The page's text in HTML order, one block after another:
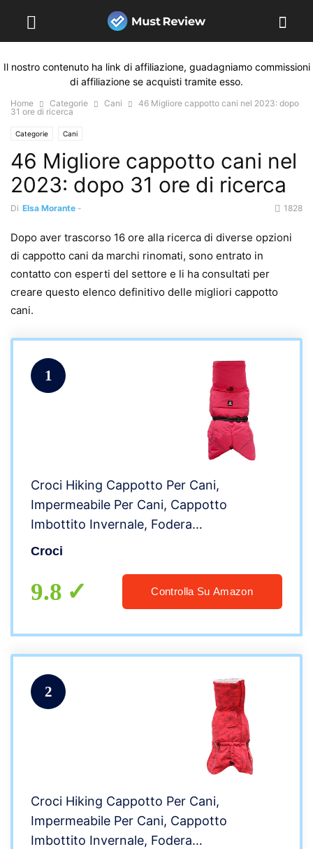
Il nostro contenuto ha link di affiliazione, guadagniamo commissioni
di affiliazione se acquisti tramite esso.
Home Categorie Cani
46 Migliore cappotto cani nel 2023: dopo
31 ore di ricerca
Categorie Cani
46 Migliore cappotto cani nel
2023: dopo 31 ore di ricerca
Di Elsa Morante - 1828
Dopo aver trascorso 16 ore alla ricerca di diverse opzioni
di cappotto cani da marchi rinomati, sono entrato in
contatto con esperti del settore e li ha consultati per
creare questo elenco definitivo delle migliori cappotto
cani.
1
Croci Hiking Cappotto Per Cani,
Impermeabile Per Cani, Cappotto
Imbottito Invernale, Fodera
Termoregolante, K2, Colore Fuxia, Taglia
Croci
9.8 Controlla Su Amazon
2
Croci Hiking Cappotto Per Cani,
Impermeabile Per Cani, Cappotto
Imbottito Invernale, Fodera